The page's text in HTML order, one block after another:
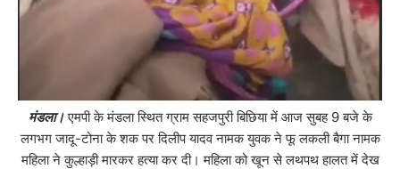
मंडला।एमपी के मंडला स्थित ग्राम सहजपुरी बिछिया में आज सुबह 9 बजे के
लगभग जादू-टोना के शक पर दिलीप यादव नामक युवक ने फू लकली बैगा नामक
महिला ने कुल्हाड़ी मारकर हत्या कर दी। महिला को खून से लथपथ हालत में देख